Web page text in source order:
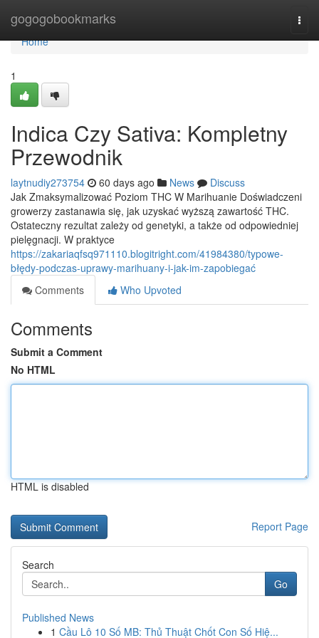
gogogobookmarks
Home
Home
1
Indica Czy Sativa: Kompletny
Przewodnik
laytnudiy273754 60 days ago News
Discuss
Jak Zmaksymalizować Poziom THC W Marihuanie Doświadczeni
growerzy zastanawia się, jak uzyskać wyższą zawartość THC.
Ostateczny rezultat zależy od genetyki, a także od odpowiedniej
pielęgnacji. W praktyce
https://zakariaqfsq971110.blogitright.com/41984380/typowe-
błędy-podczas-uprawy-marihuany-i-jak-im-zapobiegać
Comments
Who Upvoted
Comments
Submit a Comment
No HTML
HTML is disabled
Report Page
Search
Go
Published News
1 Cầu Lô 10 Số MB: Thủ Thuật Chốt Con Số Hiệ...